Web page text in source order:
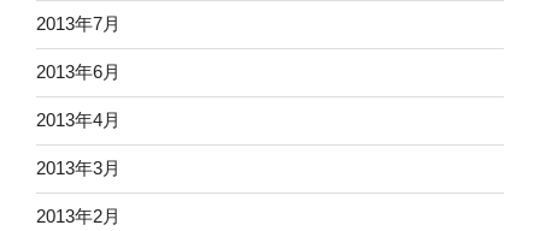
2013年7月
2013年6月
2013年4月
2013年3月
2013年2月